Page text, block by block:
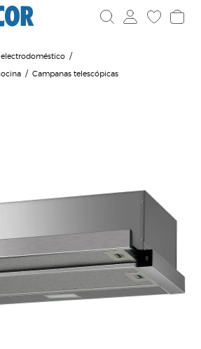
Campanas telescópicas